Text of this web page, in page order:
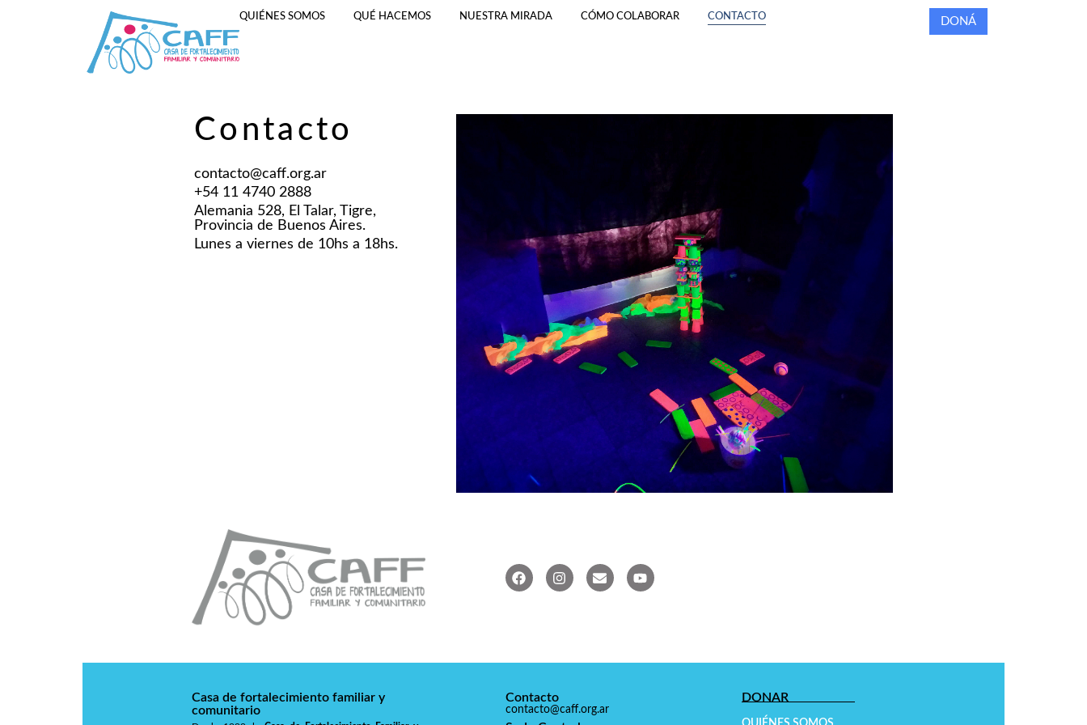
QUIÉNES SOMOS QUÉ HACEMOS NUESTRA MIRADA CÓMO COLABORAR CONTACTO DONÁ
Contacto
contacto@caff.org.ar
+54 11 4740 2888
Alemania 528, El Talar, Tigre,
Provincia de Buenos Aires.
Lunes a viernes de 10hs a 18hs.
Casa de fortalecimiento familiar y
comunitario
Contacto
contacto@caff.org.ar
DONAR